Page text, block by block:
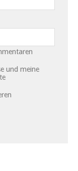
und meine